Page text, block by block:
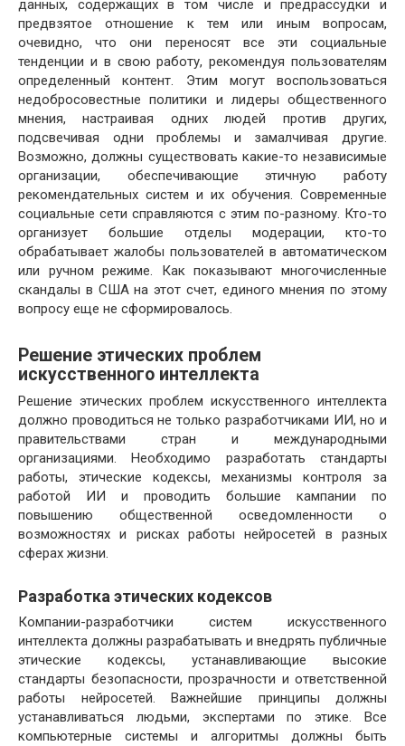
данных, содержащих в том числе и предрассудки и
предвзятое отношение к тем или иным вопросам,
очевидно, что они переносят все эти социальные
тенденции и в свою работу, рекомендуя пользователям
определенный контент. Этим могут воспользоваться
недобросовестные политики и лидеры общественного
мнения, настраивая одних людей против других,
подсвечивая одни проблемы и замалчивая другие.
Возможно, должны существовать какие-то независимые
организации, обеспечивающие этичную работу
рекомендательных систем и их обучения. Современные
социальные сети справляются с этим по-разному. Кто-то
организует большие отделы модерации, кто-то
обрабатывает жалобы пользователей в автоматическом
или ручном режиме. Как показывают многочисленные
скандалы в США на этот счет, единого мнения по этому
вопросу еще не сформировалось.
Решение этических проблем
искусственного интеллекта
Решение этических проблем искусственного интеллекта
должно проводиться не только разработчиками ИИ, но и
правительствами стран и международными
организациями. Необходимо разработать стандарты
работы, этические кодексы, механизмы контроля за
работой ИИ и проводить большие кампании по
повышению общественной осведомленности о
возможностях и рисках работы нейросетей в разных
сферах жизни.
Разработка этических кодексов
Компании-разработчики систем искусственного
интеллекта должны разрабатывать и внедрять публичные
этические кодексы, устанавливающие высокие
стандарты безопасности, прозрачности и ответственной
работы нейросетей. Важнейшие принципы должны
устанавливаться людьми, экспертами по этике. Все
компьютерные системы и алгоритмы должны быть